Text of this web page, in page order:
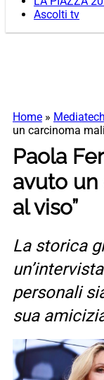
Ascolti tv
Home » Mediatech
un carcinoma
Paola
avuto
al viso”
La storica
personali
sua